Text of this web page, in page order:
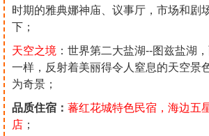
时期的雅典娜神庙、议事厅，市场和剧
下；
天空之境 ：世界第二大盐湖--图兹盐湖
一样，反射着美丽得令人窒息的天空景
为奇景；
品质住宿： 蕃红花城特色民宿，海边五
店 ；